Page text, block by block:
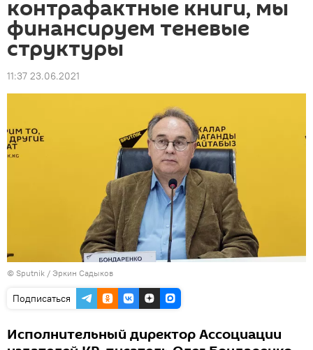
контрафактные книги, мы
финансируем теневые
структуры
11:37 23.06.2021
© Sputnik / Эркин Садыков
Подписаться
Исполнительный директор Ассоциации